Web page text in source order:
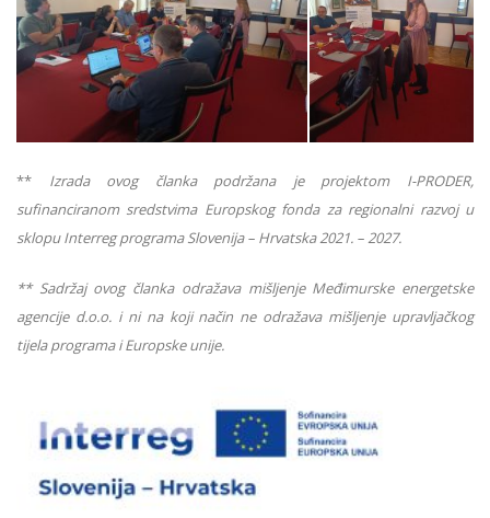
** Izrada ovog članka podržana je projektom I-PRODER,
sufinanciranom sredstvima Europskog fonda za regionalni razvoj u
sklopu Interreg programa Slovenija – Hrvatska 2021. – 2027.
** Sadržaj ovog članka odražava mišljenje Međimurske energetske
agencije d.o.o. i ni na koji način ne odražava mišljenje upravljačkog
tijela programa i Europske unije.